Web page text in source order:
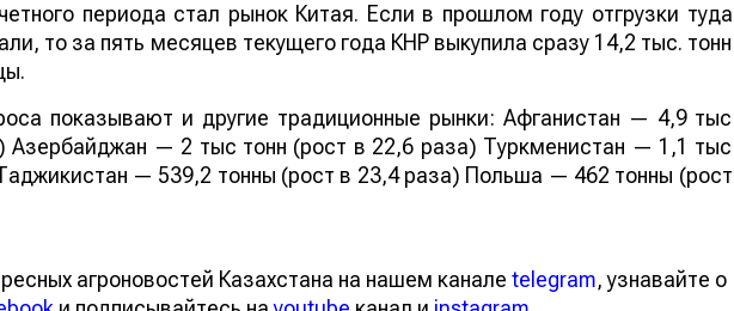
периода стал рынок Китая. Если в прошлом году отгрузки туда
то за пять месяцев текущего года КНР выкупила сразу 14,2 тыс. тонн
показывают и другие традиционные рынки: Афганистан — 4,9 тыс
Азербайджан — 2 тыс тонн (рост в 22,6 раза) Туркменистан — 1,1 тыс
— 539,2 тонны (рост в 23,4 раза) Польша — 462 тонны (рост
агроновостей Казахстана на нашем канале telegram, узнавайте о